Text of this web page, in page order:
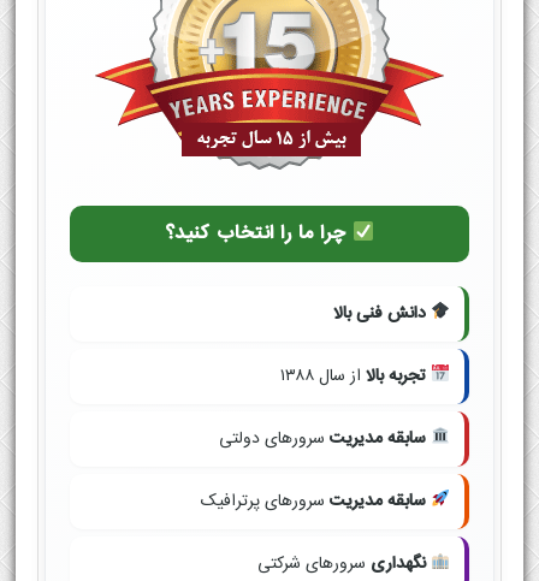
چرا ما را انتخاب کنید؟
دانش فنی بالا
تجربه بالا از سال ۱۳۸۸
سابقه مدیریت سرورهای دولتی
سابقه مدیریت سرورهای پرترافیک
نگهداری سرورهای شرکتی